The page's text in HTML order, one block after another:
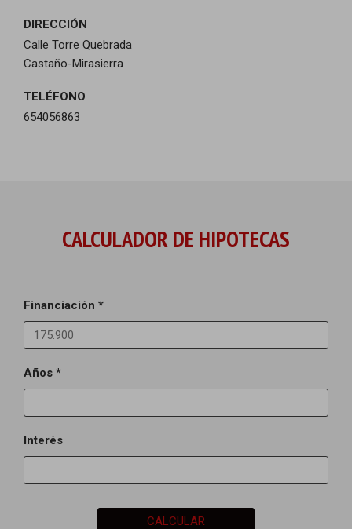
DIRECCIÓN
Calle Torre Quebrada
Castaño-Mirasierra
TELÉFONO
654056863
CALCULADOR DE HIPOTECAS
Financiación *
Años *
Interés
CALCULAR